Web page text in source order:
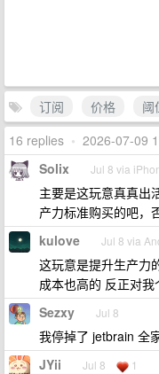
订阅 价格
阈
16 replies • 2026-07-09
Solix Jul 8 via
主要是这玩意真真出
产力标准购买的吧，
kulove Jul 8 via
这玩意是提升生产力
成本也高的 反正对
Sezxy Jul 8
我停掉了 jetbrain 全
JYii Jul 8 1